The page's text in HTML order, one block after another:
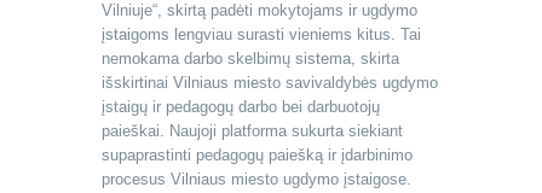
Vilniuje“, skirtą padėti mokytojams ir ugdymo
įstaigoms lengviau surasti vieniems kitus. Tai
nemokama darbo skelbimų sistema, skirta
išskirtinai Vilniaus miesto savivaldybės ugdymo
įstaigų ir pedagogų darbo bei darbuotojų
paieškai. Naujoji platforma sukurta siekiant
supaprastinti pedagogų paiešką ir įdarbinimo
procesus Vilniaus miesto ugdymo įstaigose.